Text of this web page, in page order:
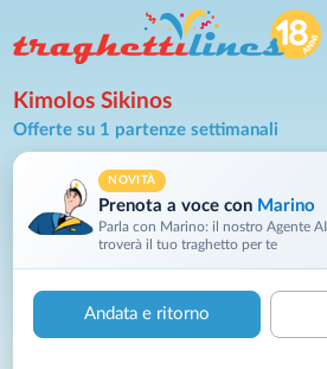
Kimolos Sikinos
Offerte su 1 partenze settimanali
NOVITÀ
Prenota a voce con Marino
Parla con Marino: il nostro Agente AI
troverà il tuo traghetto per te
Andata e ritorno